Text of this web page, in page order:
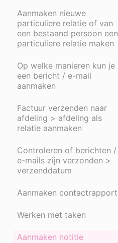
Aanmaken nieuwe
particuliere relatie of van
een bestaand persoon een
particuliere relatie maken
Op welke manieren kun je
een bericht / e-mail
aanmaken
Factuur verzenden naar
afdeling > afdeling als
relatie aanmaken
Controleren of berichten /
e-mails zijn verzonden >
verzenddatum
Aanmaken contactrapport
Werken met taken
Aanmaken notitie